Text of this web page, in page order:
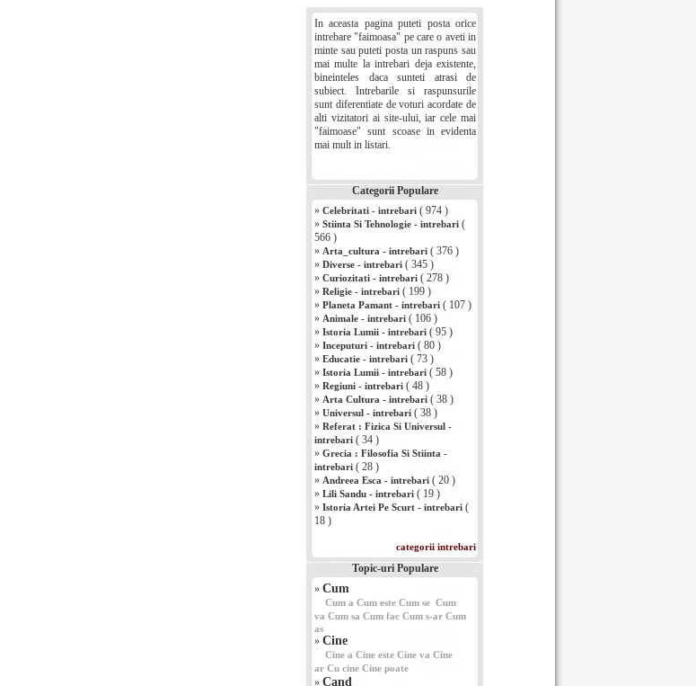
In aceasta pagina puteti posta orice
intrebare "faimoasa" pe care o aveti in
minte sau puteti posta un raspuns sau
mai multe la intrebari deja existente,
bineinteles daca sunteti atrasi de
subiect. Intrebarile si raspunsurile
sunt diferentiate de voturi acordate de
alti vizitatori ai site-ului, iar cele mai
"faimoase" sunt scoase in evidenta
mai mult in listari.
Categorii Populare
» Celebritati - intrebari ( 974 )
» Stiinta Si Tehnologie - intrebari (
566 )
» Arta_cultura - intrebari ( 376 )
» Diverse - intrebari ( 345 )
» Curiozitati - intrebari ( 278 )
» Religie - intrebari ( 199 )
» Planeta Pamant - intrebari ( 107 )
» Animale - intrebari ( 106 )
» Istoria Lumii - intrebari ( 95 )
» Inceputuri - intrebari ( 80 )
» Educatie - intrebari ( 73 )
» Istoria Lumii - intrebari ( 58 )
» Regiuni - intrebari ( 48 )
» Arta Cultura - intrebari ( 38 )
» Universul - intrebari ( 38 )
» Referat : Fizica Si Universul -
intrebari ( 34 )
» Grecia : Filosofia Si Stiinta -
intrebari ( 28 )
» Andreea Esca - intrebari ( 20 )
» Lili Sandu - intrebari ( 19 )
» Istoria Artei Pe Scurt - intrebari (
18 )
categorii intrebari
Topic-uri Populare
» Cum
Cum a Cum este Cum se Cum
va Cum sa Cum fac Cum s-ar Cum
as
» Cine
Cine a Cine este Cine va Cine
ar Cu cine Cine poate
» Cand